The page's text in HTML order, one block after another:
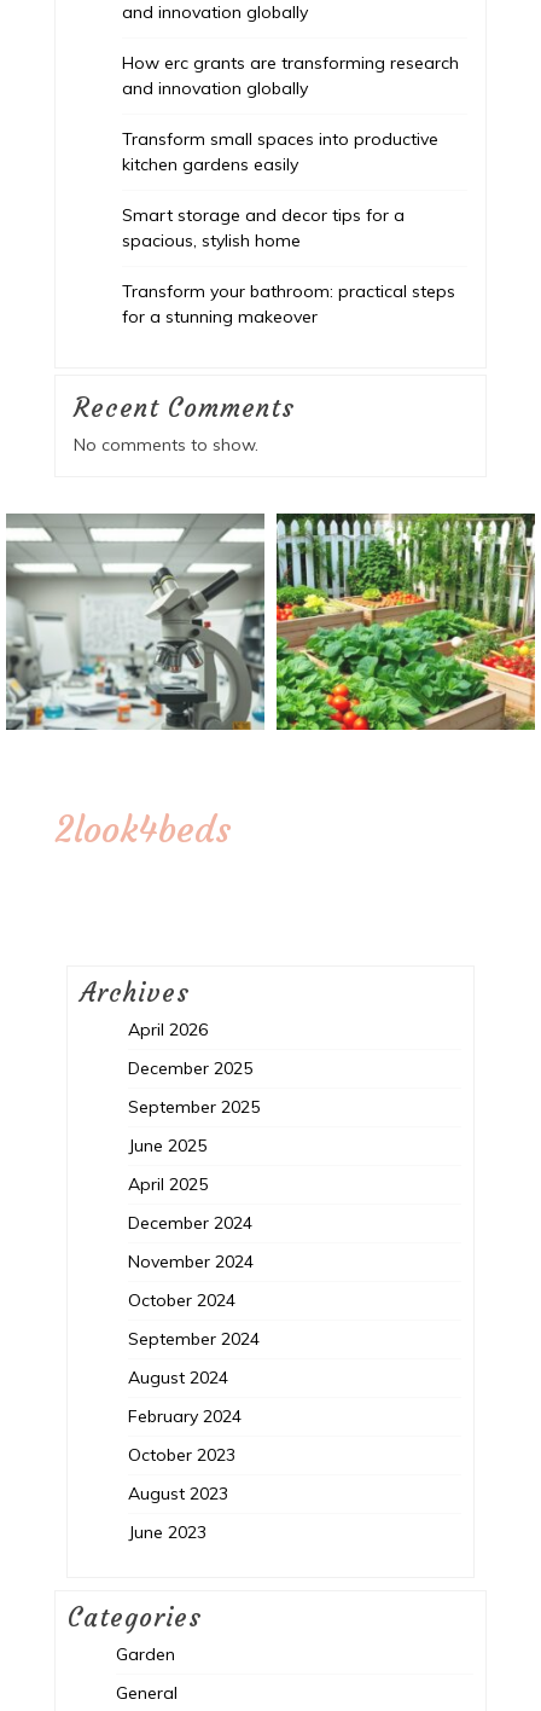
and innovation globally
How erc grants are transforming research
and innovation globally
Transform small spaces into productive
kitchen gardens easily
Smart storage and decor tips for a
spacious, stylish home
Transform your bathroom: practical steps
for a stunning makeover
Recent Comments
No comments to show.
2look4beds
Archives
April 2026
December 2025
September 2025
June 2025
April 2025
December 2024
November 2024
October 2024
September 2024
August 2024
February 2024
October 2023
August 2023
June 2023
Categories
Garden
General